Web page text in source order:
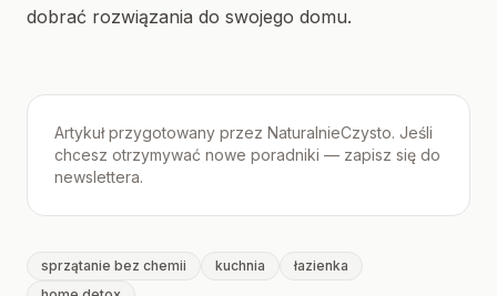
dobrać rozwiązania do swojego domu.
Artykuł przygotowany przez NaturalnieCzysto. Jeśli
chcesz otrzymywać nowe poradniki — zapisz się do
newslettera.
sprzątanie bez chemii kuchnia
łazienka